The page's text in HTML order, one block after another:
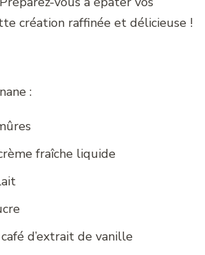
création raffinée et délicieuse !
:
fraîche liquide
d’extrait de vanille